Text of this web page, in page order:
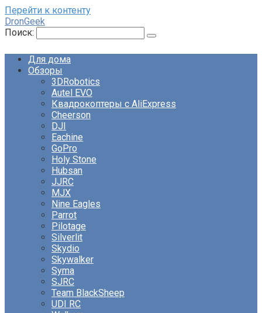
Перейти к контенту
DronGeek
Поиск:
Для дома
Обзоры
3DRobotics
Autel EVO
Квадрокоптеры с AliExpress
Cheerson
DJI
Eachine
GoPro
Holy Stone
Hubsan
JJRC
MJX
Nine Eagles
Parrot
Pilotage
Silverlit
Skydio
Skywalker
Syma
SJRC
Team BlackSheep
UDI RC